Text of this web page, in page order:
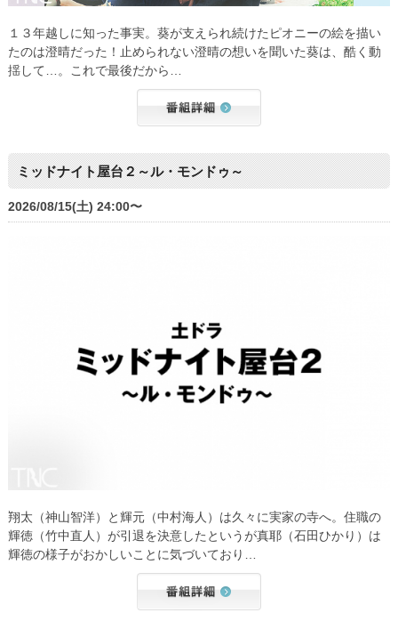
１３年越しに知った事実。葵が支えられ続けたピオニーの絵を描い
たのは澄晴だった！止められない澄晴の想いを聞いた葵は、酷く動
揺して…。これで最後だから…
ミッドナイト屋台２～ル・モンドゥ～
2026/08/15(土) 24:00〜
翔太（神山智洋）と輝元（中村海人）は久々に実家の寺へ。住職の
輝徳（竹中直人）が引退を決意したというが真耶（石田ひかり）は
輝徳の様子がおかしいことに気づいており…